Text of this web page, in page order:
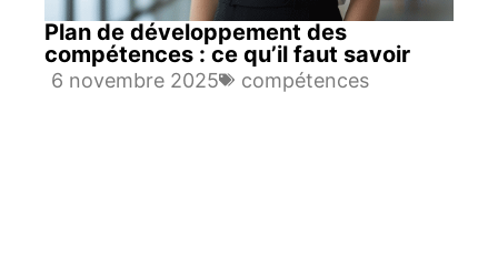
Plan de développement des
compétences : ce qu’il faut savoir
6 novembre 2025 compétences